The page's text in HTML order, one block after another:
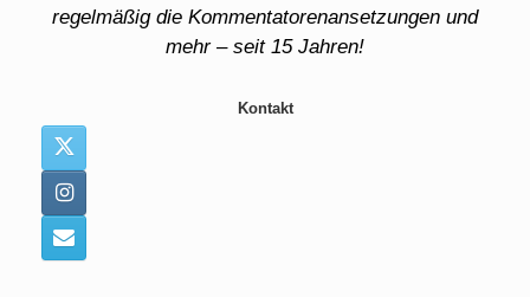
regelmäßig die Kommentatorenansetzungen und
mehr – seit 15 Jahren!
Kontakt